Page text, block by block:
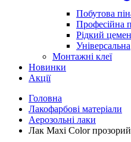
Побутова
Професійна
Рідкий
Універсальна
Монтажні клеї
Новинки
Акції
Головна
Лакофарбові матеріали
Аерозольні лаки
Лак Maxi Color